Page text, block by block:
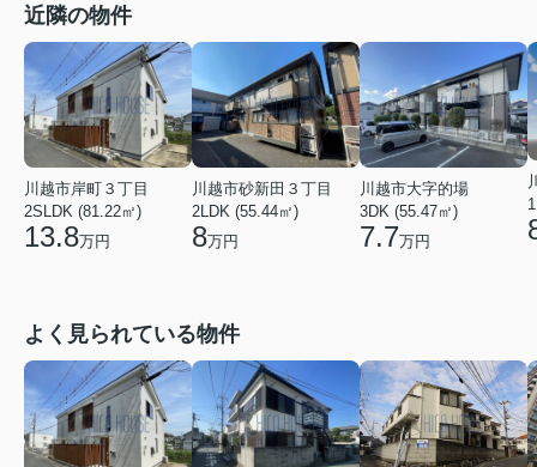
近隣の物件
川越市岸町３丁目
2SLDK (81.22㎡)
13.8万円
川越市砂新田３丁目
2LDK (55.44㎡)
8万円
川越市大字的場
3DK (55.47㎡)
7.7万円
よく見られている物件